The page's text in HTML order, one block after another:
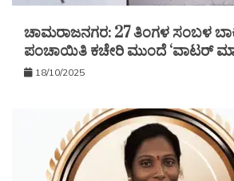
ಚಾಮರಾಜನಗರ: 27 ತಿಂಗಳ ಸಂಬಳ
ಪಂಚಾಯಿತಿ ಕಚೇರಿ ಮುಂದೆ ‘ವಾಟರ್
18/10/2025